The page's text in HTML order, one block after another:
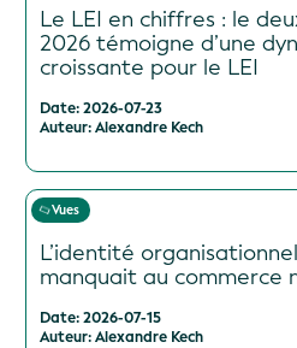
Le LEI en chiffres : le
2026 témoigne d’une
croissante pour le LEI
Date: 2026-07-23
Auteur: Alexandre Kech
Vues
L’identité
manquait au commerce
Date: 2026-07-15
Auteur: Alexandre Kech